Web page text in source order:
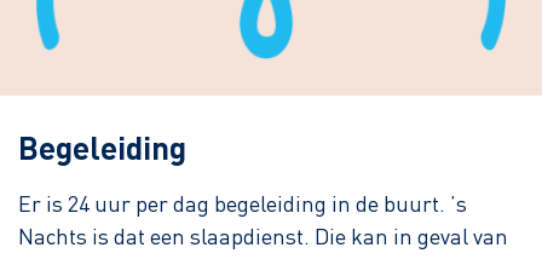
Begeleiding
Er is 24 uur per dag begeleiding in de buurt. ’s
Nachts is dat een slaapdienst. Die kan in geval van